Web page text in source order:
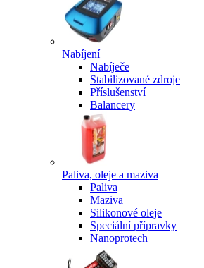
Nabíjení
Nabíječe
Stabilizované zdroje
Příslušenství
Balancery
Paliva, oleje a maziva
Paliva
Maziva
Silikonové oleje
Speciální přípravky
Nanoprotech